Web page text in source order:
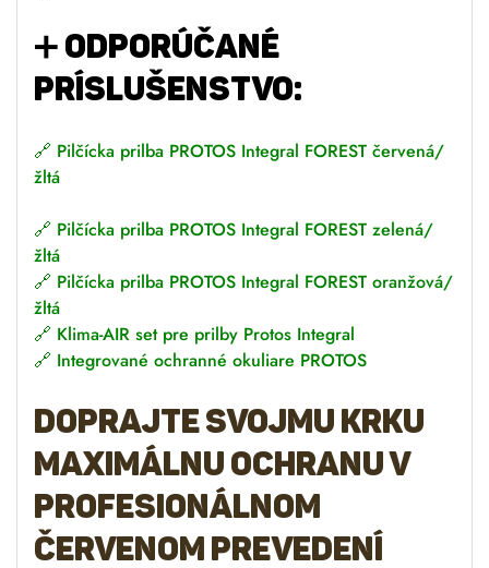
➕ ODPORÚČANÉ
PRÍSLUŠENSTVO:
🔗 Pilčícka prilba PROTOS Integral FOREST červená/
žltá
🔗 Pilčícka prilba PROTOS Integral FOREST zelená/
žltá
🔗 Pilčícka prilba PROTOS Integral FOREST oranžová/
žltá
🔗 Klima-AIR set pre prilby Protos Integral
🔗 Integrované ochranné okuliare PROTOS
DOPRAJTE SVOJMU KRKU
MAXIMÁLNU OCHRANU V
PROFESIONÁLNOM
ČERVENOM PREVEDENÍ